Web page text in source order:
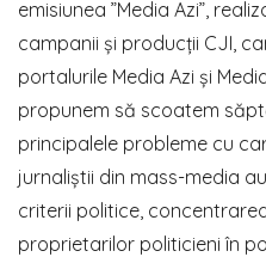
emisiunea ”Media Azi”,
campanii și producții CJI,
portalurile Media Azi și
propunem să scoatem
principalele probleme cu
jurnaliștii din mass-media
criterii politice,
proprietarilor politicieni în